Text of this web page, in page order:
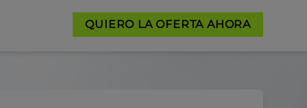
QUIERO LA OFERTA AHORA